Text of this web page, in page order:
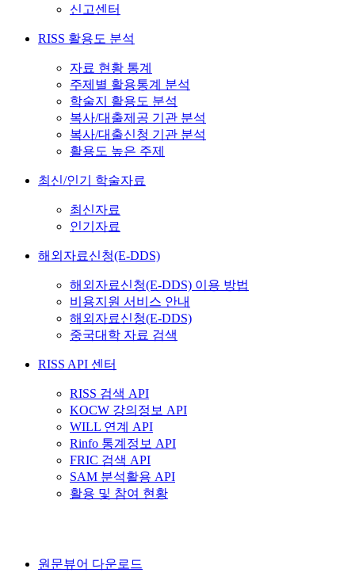
신고센터
RISS 활용도 분석
자료 현황 통계
주제별 활용통계 분석
학술지 활용도 분석
복사/대출제공 기관 분석
복사/대출신청 기관 분석
활용도 높은 주제
최신/인기 학술자료
최신자료
인기자료
해외자료신청(E-DDS)
해외자료신청(E-DDS) 이용 방법
비용지원 서비스 안내
해외자료신청(E-DDS)
중국대학 자료 검색
RISS API 센터
RISS 검색 API
KOCW 강의정보 API
WILL 연계 API
Rinfo 통계정보 API
FRIC 검색 API
SAM 분석활용 API
활용 및 참여 현황
원문뷰어 다운로드